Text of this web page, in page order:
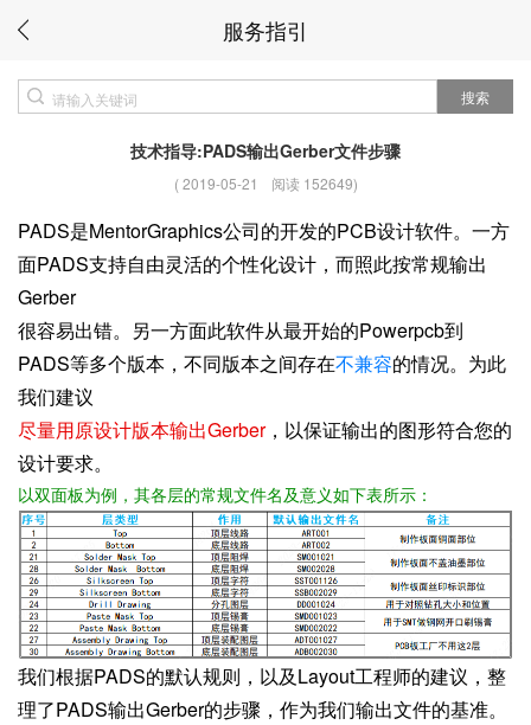
服务指引
搜索
技术指导:PADS输出Gerber文件步骤
(2019-05-21 阅读 152649)
PADS是MentorGraphics公司的开发的PCB设计软件。一方
面PADS支持自由灵活的个性化设计，而照此按常规输出
Gerber
很容易出错。另一方面此软件从最开始的Powerpcb到
PADS等多个版本，不同版本之间存在不兼容的情况。为此
我们建议
尽量用原设计版本输出Gerber，以保证输出的图形符合您的
设计要求。
以双面板为例，其各层的常规文件名及意义如下表所示：
我们根据PADS的默认规则，以及Layout工程师的建议，整
理了PADS输出Gerber的步骤，作为我们输出文件的基准。